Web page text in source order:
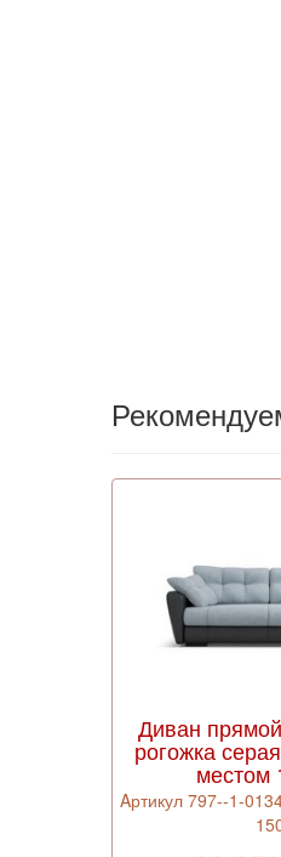
Диван
рогожка
местом
Aртикул 797--1-